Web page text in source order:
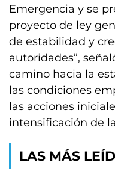
Emergencia y se
proyecto de ley
de estabilidad y
autoridades”,
camino hacia la
las condiciones
las acciones
intensificación de
LAS MÁS